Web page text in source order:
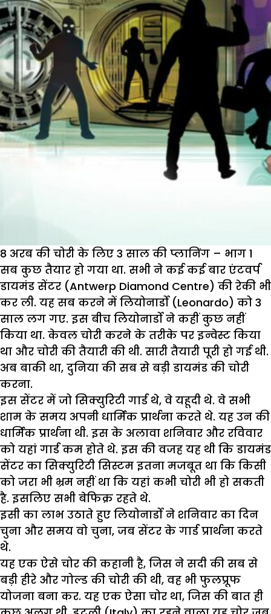
8 अरब की चोरी के लिए 3 साल की प्लानिंग – भाग 1
सब कुछ तैयार हो गया था. सभी ने कई कई बार एंटवर्प
डायमंड सेंटर (Antwerp Diamond Centre) की रेकी भी
कर ली. यह सब करने में लियोनार्डो (Leonardo) को 3
साल लग गए. इस बीच लियोनार्डो ने कहीं कुछ नहीं
किया था. केवल चोरी करने के तरीके पर इन्वेस्ट किया
था और चोरी की तैयारी की थी. सारी तैयारी पूरी हो गई थी.
अब बाकी था, दुनिया की सब से बड़ी डायमंड की चोरी
करना.
इस सेंटर में जो सिक्युरिटी गार्ड थे, वे यहूदी थे. वे सभी
शाम के समय अपनी धार्मिक प्रार्थना करते थे. यह उन की
धार्मिक प्रार्थना थी. इस के अलावा शनिवार और रविवार
को यहां गार्ड कम होते थे. इस की वजह यह थी कि डायमंड
सेंटर का सिक्युरिटी सिस्टम इतना मजबूत था कि किसी
को जरा भी भ्रम नहीं था कि यहां कभी चोरी भी हो सकती
है. इसलिए सभी बेफिक्र रहते थे.
इसी का लाभ उठाते हुए लियोनार्डो ने शनिवार का दिन
चुना और समय वो चुना, जब सेंटर के गार्ड प्रार्थना करते
थे.
यह एक ऐसे चोर की कहानी है, जिस ने सदी की सब से
बड़ी हीरे और गोल्ड की चोरी की थी, वह भी फुलप्रूफ
योजना बना कर. यह एक ऐसा चोर था, जिस की बात ही